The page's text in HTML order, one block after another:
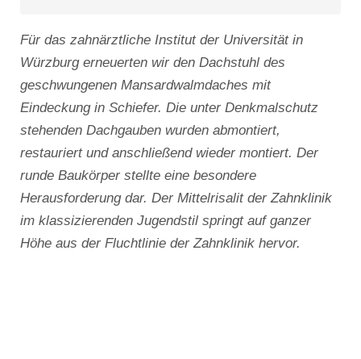
Für das zahnärztliche Institut der Universität in
Würzburg erneuerten wir den Dachstuhl des
geschwungenen Mansardwalmdaches mit
Eindeckung in Schiefer. Die unter Denkmalschutz
stehenden Dachgauben wurden abmontiert,
restauriert und anschließend wieder montiert. Der
runde Baukörper stellte eine besondere
Herausforderung dar. Der Mittelrisalit der Zahnklinik
im klassizierenden Jugendstil springt auf ganzer
Höhe aus der Fluchtlinie der Zahnklinik hervor.